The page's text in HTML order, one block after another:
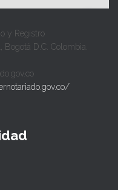
y Registro
D.C. Colombia.